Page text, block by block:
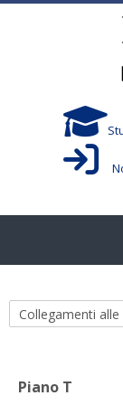
Corsi/Courses
Categorías
Piano T